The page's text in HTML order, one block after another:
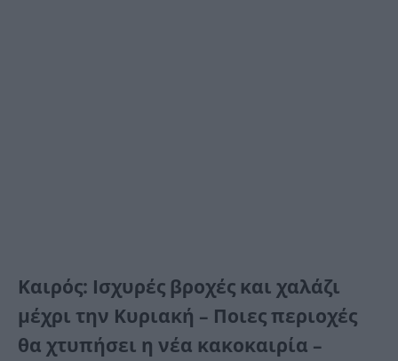
Καιρός: Ισχυρές βροχές και χαλάζι
μέχρι την Κυριακή – Ποιες περιοχές
θα χτυπήσει η νέα κακοκαιρία –